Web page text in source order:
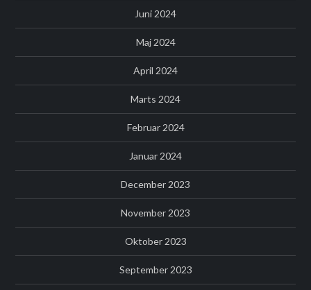
Juni 2024
Maj 2024
April 2024
Marts 2024
Februar 2024
Januar 2024
December 2023
November 2023
Oktober 2023
September 2023